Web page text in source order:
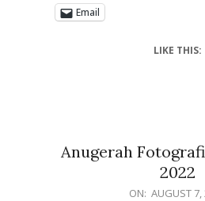
Email
LIKE THIS:
Anugerah
2022
ON: AUGUST 7,